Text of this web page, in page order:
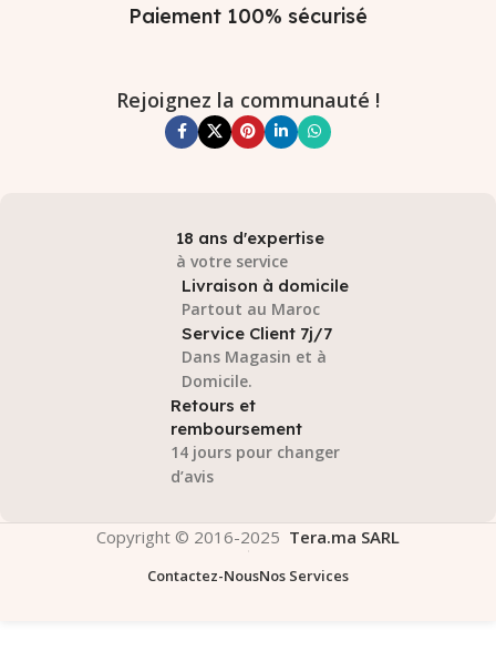
Paiement 100% sécurisé
Rejoignez la communauté !
18 ans d'expertise
à votre service
Livraison à domicile
Partout au Maroc
Service Client 7j/7
Dans Magasin et à
Domicile.
Retours et
remboursement
14 jours pour changer
d’avis
Copyright © 2016-2025 Tera.ma SARL
Contactez-NousNos Services